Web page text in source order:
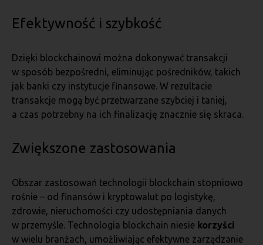
Efektywność i szybkość
Dzięki blockchainowi można dokonywać transakcji
w sposób bezpośredni, eliminując pośredników, takich
jak banki czy instytucje finansowe. W rezultacie
transakcje mogą być przetwarzane szybciej i taniej,
a czas potrzebny na ich finalizację znacznie się skraca.
Zwiększone zastosowania
Obszar zastosowań technologii blockchain stopniowo
rośnie – od finansów i kryptowalut po logistykę,
zdrowie, nieruchomości czy udostępniania danych
w przemyśle. Technologia blockchain niesie korzyści
w wielu branżach, umożliwiając efektywne zarządzanie